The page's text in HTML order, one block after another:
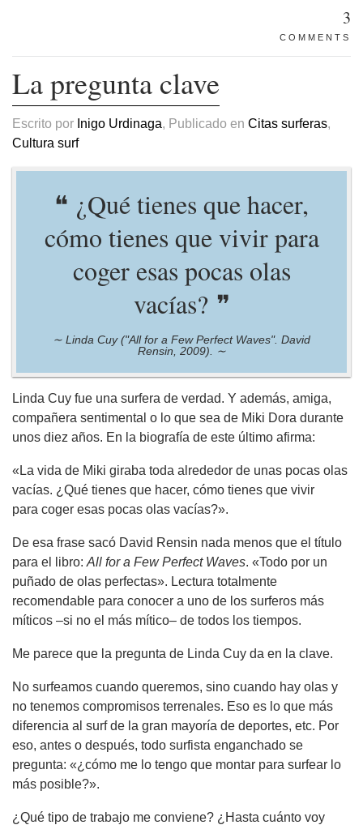
3
COMMENTS
La pregunta clave
Escrito por Inigo Urdinaga, Publicado en Citas surferas,
Cultura surf
¿Qué tienes que hacer,
cómo tienes que vivir para
coger esas pocas olas
vacías?
Linda Cuy ("All for a Few Perfect Waves". David
Rensin, 2009).
Linda Cuy fue una surfera de verdad. Y además, amiga,
compañera sentimental o lo que sea de Miki Dora durante
unos diez años. En la biografía de este último afirma:
«La vida de Miki giraba toda alrededor de unas pocas olas
vacías. ¿Qué tienes que hacer, cómo tienes que vivir
para coger esas pocas olas vacías?».
De esa frase sacó David Rensin nada menos que el título
para el libro: All for a Few Perfect Waves. «Todo por un
puñado de olas perfectas». Lectura totalmente
recomendable para conocer a uno de los surferos más
míticos –si no el más mítico– de todos los tiempos.
Me parece que la pregunta de Linda Cuy da en la clave.
No surfeamos cuando queremos, sino cuando hay olas y
no tenemos compromisos terrenales. Eso es lo que más
diferencia al surf de la gran mayoría de deportes, etc. Por
eso, antes o después, todo surfista enganchado se
pregunta: «¿cómo me lo tengo que montar para surfear lo
más posible?».
¿Qué tipo de trabajo me conviene? ¿Hasta cuánto voy